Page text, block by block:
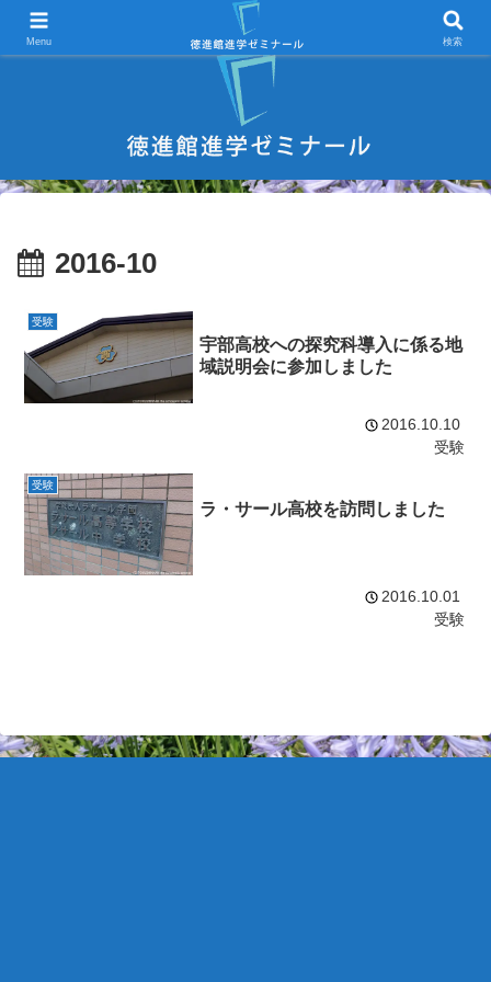
宇部市 学習塾 中学受験 高校受験 大学受験 進学塾 試験対策
2016-10
受験
宇部高校への探究科導入に係る地
域説明会に参加しました
2016.10.10
受験
受験
ラ・サール高校を訪問しました
2016.10.01
受験
Menu 検索